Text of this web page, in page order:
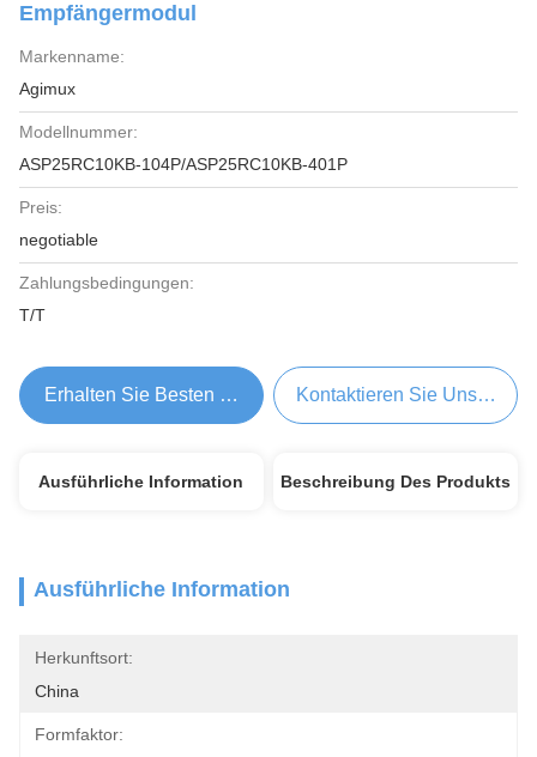
Empfängermodul
Markenname:
Agimux
Modellnummer:
ASP25RC10KB-104P/ASP25RC10KB-401P
Preis:
negotiable
Zahlungsbedingungen:
T/T
Erhalten Sie Besten Preis Kontaktieren Sie Uns Jetzt
Ausführliche Information Beschreibung Des Produkts
Ausführliche Information
Herkunftsort:
China
Formfaktor: